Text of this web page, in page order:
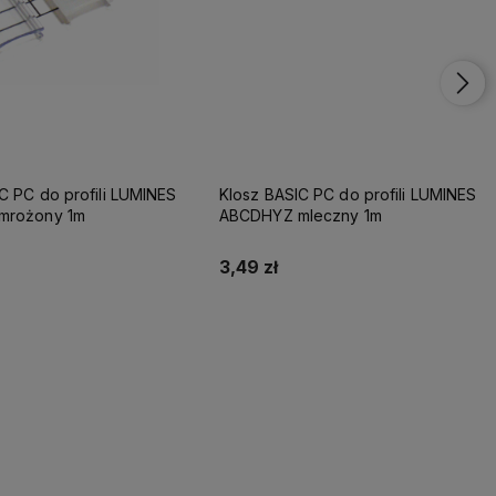
1m
Klosz BASIC PC do profili LUMINES
ABCDHYZ mleczny 1m
3,49 zł